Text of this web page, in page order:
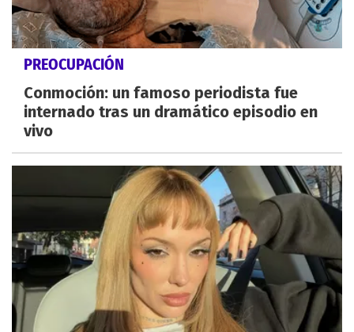
PREOCUPACIÓN
Conmoción: un famoso periodista fue
internado tras un dramático episodio en
vivo